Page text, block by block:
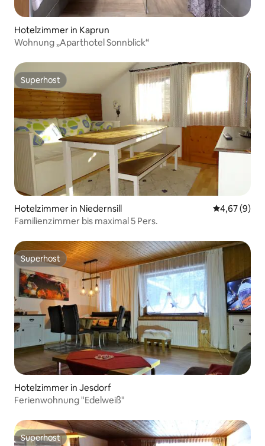
Hotelzimmer in Kaprun
Wohnung „Aparthotel Sonnblick“
Superhost
Superhost
Hotelzimmer in Niedernsill
4,67 (9)
Familienzimmer bis maximal 5 Pers.
Superhost
Superhost
Hotelzimmer in Jesdorf
Ferienwohnung "Edelweiß"
Superhost
Superhost